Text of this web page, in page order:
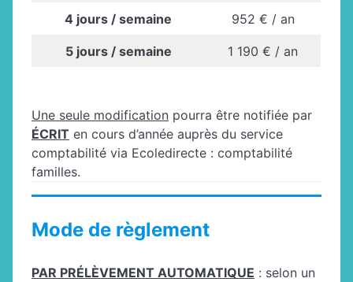
4 jours / semaine 952 € / an
5 jours / semaine 1 190 € / an
Une seule modification pourra être notifiée par
ÉCRIT en cours d’année auprès du service
comptabilité via Ecoledirecte : comptabilité
familles.
Mode de règlement
PAR PRÉLÈVEMENT AUTOMATIQUE : selon un